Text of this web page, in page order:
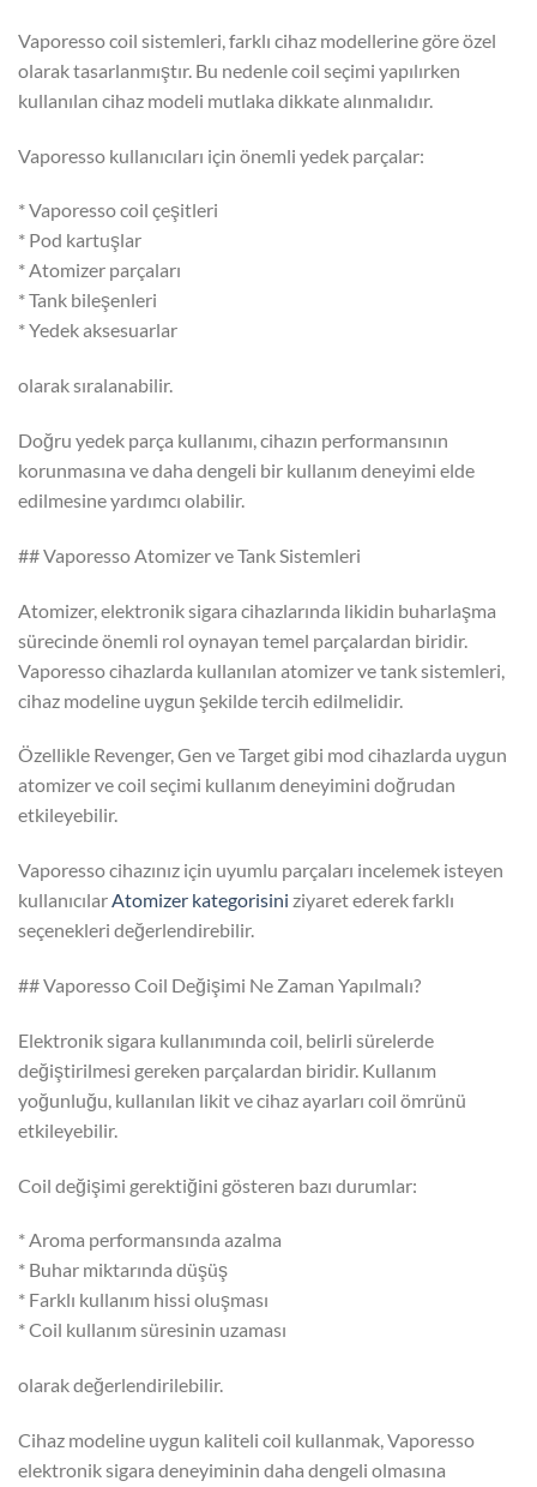
Vaporesso coil sistemleri, farklı cihaz modellerine göre özel
olarak tasarlanmıştır. Bu nedenle coil seçimi yapılırken
kullanılan cihaz modeli mutlaka dikkate alınmalıdır.
Vaporesso kullanıcıları için önemli yedek parçalar:
* Vaporesso coil çeşitleri
* Pod kartuşlar
* Atomizer parçaları
* Tank bileşenleri
* Yedek aksesuarlar
olarak sıralanabilir.
Doğru yedek parça kullanımı, cihazın performansının
korunmasına ve daha dengeli bir kullanım deneyimi elde
edilmesine yardımcı olabilir.
## Vaporesso Atomizer ve Tank Sistemleri
Atomizer, elektronik sigara cihazlarında likidin buharlaşma
sürecinde önemli rol oynayan temel parçalardan biridir.
Vaporesso cihazlarda kullanılan atomizer ve tank sistemleri,
cihaz modeline uygun şekilde tercih edilmelidir.
Özellikle Revenger, Gen ve Target gibi mod cihazlarda uygun
atomizer ve coil seçimi kullanım deneyimini doğrudan
etkileyebilir.
Vaporesso cihazınız için uyumlu parçaları incelemek isteyen
kullanıcılarAtomizer kategorisini ziyaret ederek farklı
seçenekleri değerlendirebilir.
## Vaporesso Coil Değişimi Ne Zaman Yapılmalı?
Elektronik sigara kullanımında coil, belirli sürelerde
değiştirilmesi gereken parçalardan biridir. Kullanım
yoğunluğu, kullanılan likit ve cihaz ayarları coil ömrünü
etkileyebilir.
Coil değişimi gerektiğini gösteren bazı durumlar:
* Aroma performansında azalma
* Buhar miktarında düşüş
* Farklı kullanım hissi oluşması
* Coil kullanım süresinin uzaması
olarak değerlendirilebilir.
Cihaz modeline uygun kaliteli coil kullanmak, Vaporesso
elektronik sigara deneyiminin daha dengeli olmasına